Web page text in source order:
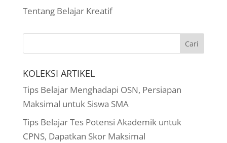
Tentang Belajar Kreatif
KOLEKSI ARTIKEL
Tips Belajar Menghadapi OSN, Persiapan
Maksimal untuk Siswa SMA
Tips Belajar Tes Potensi Akademik untuk
CPNS, Dapatkan Skor Maksimal